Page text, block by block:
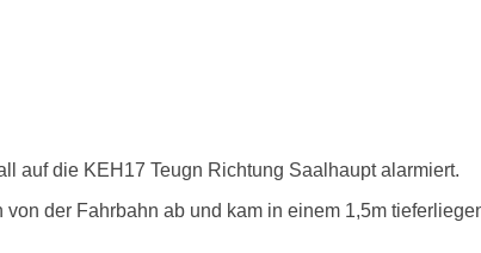
auf die KEH17 Teugn Richtung Saalhaupt alarmiert.
der Fahrbahn ab und kam in einem 1,5m